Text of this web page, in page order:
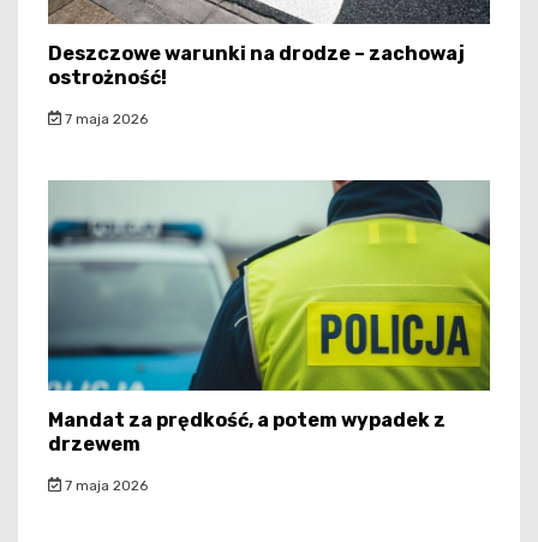
Deszczowe warunki na drodze – zachowaj
ostrożność!
7 maja 2026
Mandat za prędkość, a potem wypadek z
drzewem
7 maja 2026